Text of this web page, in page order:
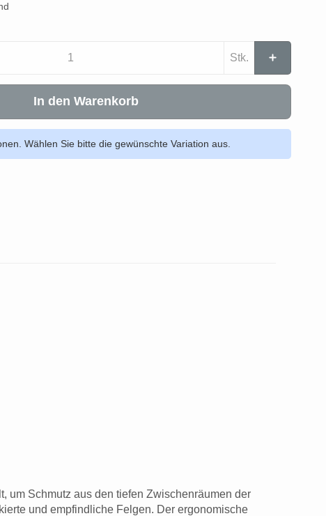
Stk.
In den Warenkorb
Wählen Sie bitte die gewünschte Variation aus.
um Schmutz aus den tiefen Zwischenräumen der
und empfindliche Felgen. Der ergonomische